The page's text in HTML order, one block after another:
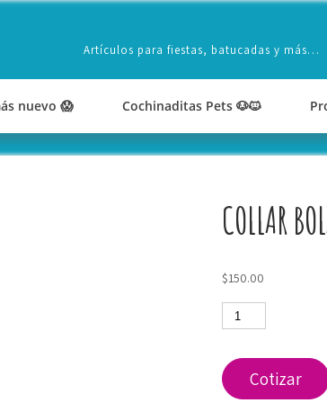
Artículos para fiestas, batucadas y más…
nuevo 😱 Cochinaditas Pets 🐶🐱
COLLAR
$150.00
Collar
bola
disco
cantidadCotizar